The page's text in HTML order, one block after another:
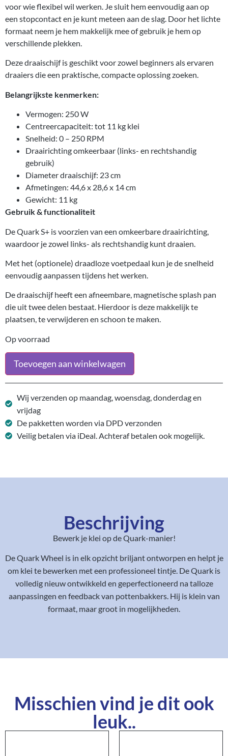
voor wie flexibel wil werken. Je sluit hem eenvoudig aan op
een stopcontact en je kunt meteen aan de slag. Door het lichte
formaat neem je hem makkelijk mee of gebruik je hem op
verschillende plekken.
Deze draaischijf is geschikt voor zowel beginners als ervaren
draaiers die een praktische, compacte oplossing zoeken.
Belangrijkste kenmerken:
Vermogen: 250 W
Centreercapaciteit: tot 11 kg klei
Snelheid: 0 – 250 RPM
Draairichting omkeerbaar (links- en rechtshandig
gebruik)
Diameter draaischijf: 23 cm
Afmetingen: 44,6 x 28,6 x 14 cm
Gewicht: 11 kg
Gebruik & functionaliteit
De Quark S+ is voorzien van een omkeerbare draairichting,
waardoor je zowel links- als rechtshandig kunt draaien.
Met het (optionele) draadloze voetpedaal kun je de snelheid
eenvoudig aanpassen tijdens het werken.
De draaischijf heeft een afneembare, magnetische splash pan
die uit twee delen bestaat. Hierdoor is deze makkelijk te
plaatsen, te verwijderen en schoon te maken.
Op voorraad
Toevoegen aan winkelwagen
Wij verzenden op maandag, woensdag, donderdag en
vrijdag
De pakketten worden via DPD verzonden
Veilig betalen via iDeal. Achteraf betalen ook mogelijk.
Beschrijving
Bewerk je klei op de Quark-manier!
De Quark Wheel is in elk opzicht briljant ontworpen en helpt je
om klei te bewerken met een professioneel tintje. De Quark is
volledig nieuw ontwikkeld en geperfectioneerd na talloze
aanpassingen en feedback van pottenbakkers. Hij is klein van
formaat, maar groot in mogelijkheden.
Misschien vind je dit ook
leuk..